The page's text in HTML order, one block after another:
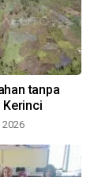
tanpa
Kerinci